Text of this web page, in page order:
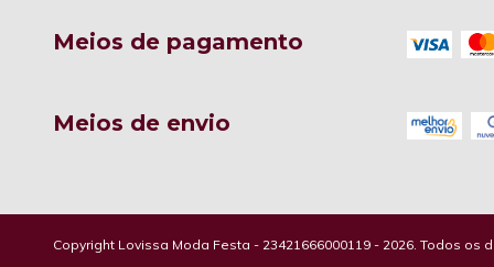
Meios de pagamento
Meios de envio
Copyright Lovissa Moda Festa - 23421666000119 - 2026. Todos os